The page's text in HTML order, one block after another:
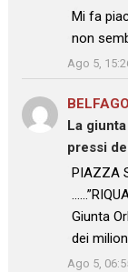
: “
Mi fa
non
”
Ago 5,
La
pressi
: “
PIAZZA
Giunta
dei
”
Ago 5,